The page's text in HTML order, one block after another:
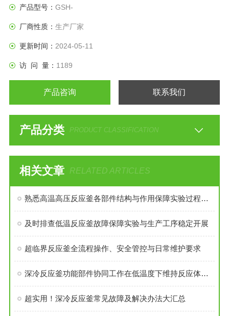
为前提。
产品型号： GSH-
厂商性质： 生产厂家
更新时间： 2024-05-11
访 问 量： 1189
产品咨询 联系我们
产品分类 PRODUCT CLASSIFICATION
相关文章 RELATED ARTICLES
熟悉高温高压反应釜各部件结构与作用保障实验过程安全稳定
及时排查低温反应釜故障保障实验与生产工序稳定开展
超临界反应釜全流程操作、安全管控与日常维护要求
深冷反应釜功能部件协同工作在低温度下维持反应体系的稳定性
超实用！深冷反应釜常见故障及解决办法大汇总